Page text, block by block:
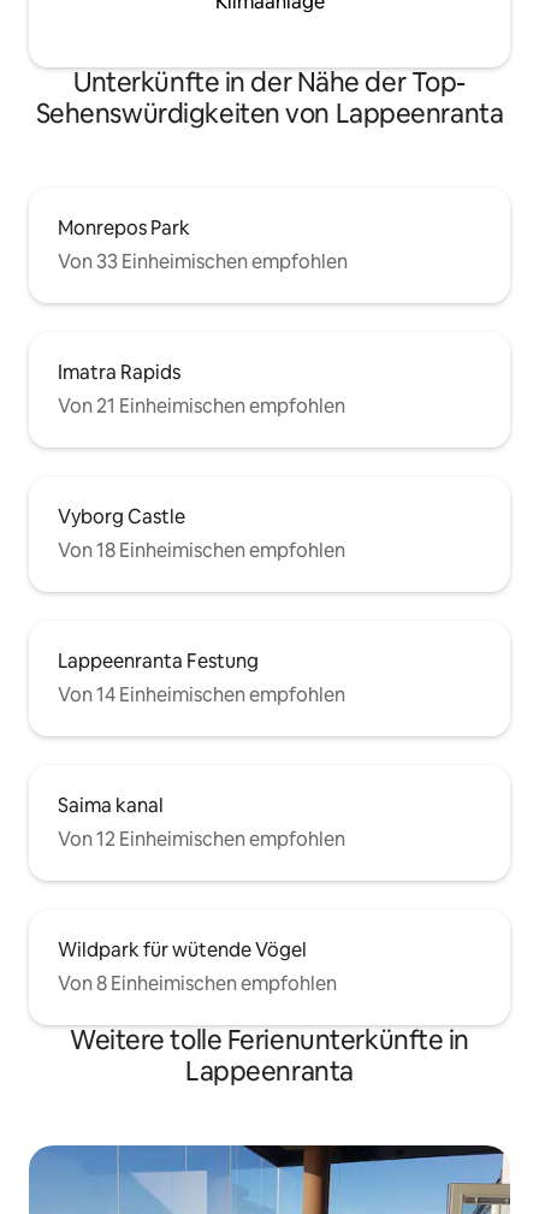
Unterkünfte in der Nähe der Top-
Sehenswürdigkeiten von Lappeenranta
Monrepos Park
Von 33 Einheimischen empfohlen
Imatra Rapids
Von 21 Einheimischen empfohlen
Vyborg Castle
Von 18 Einheimischen empfohlen
Lappeenranta Festung
Von 14 Einheimischen empfohlen
Saima kanal
Von 12 Einheimischen empfohlen
Wildpark für wütende Vögel
Von 8 Einheimischen empfohlen
Weitere tolle Ferienunterkünfte in
Lappeenranta